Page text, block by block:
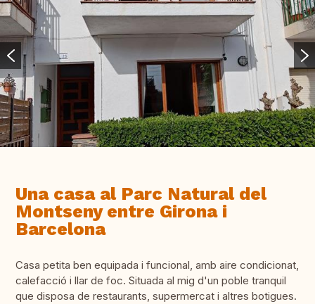
Una casa al Parc Natural del
Montseny entre Girona i
Barcelona
Casa petita ben equipada i funcional, amb aire condicionat,
calefacció i llar de foc. Situada al mig d'un poble tranquil
que disposa de restaurants, supermercat i altres botigues.